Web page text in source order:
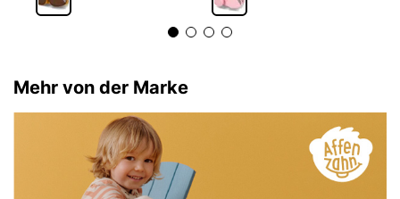
Mehr von der Marke